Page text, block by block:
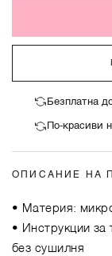
Безплатна
По-красиви
ОПИСАНИЕ НА
• Материя:
• Инструкции за
без сушилня